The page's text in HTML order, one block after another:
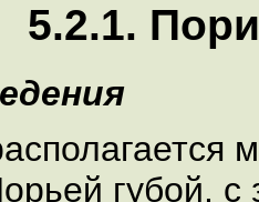
5.2.1.
губой, с